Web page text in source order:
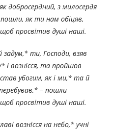
добросердний, з милосердя
як ти нам обіцяв,
просвітив душі наші.
ти, Господи, взяв
і вознісся, та пройшов
убогим, як і ми,* та й
– пошли
просвітив душі наші.
вознісся на небо,* учні